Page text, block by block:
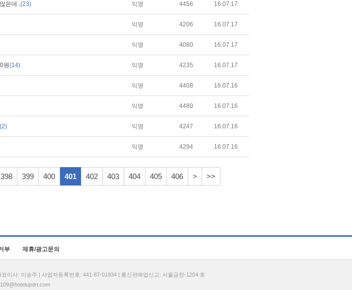
은데..(23) 익명 4456 16.07.17
익명 4206 16.07.17
익명 4080 16.07.17
원(14) 익명 4235 16.07.17
익명 4408 16.07.16
익명 4480 16.07.16
(2) 익명 4247 16.07.16
익명 4294 16.07.16
398 399 400 401 402 403 404 405 406 > >>
부 제휴/광고문의
이사: 이송주 | 사업자등록번호: 441-87-01934 | 통신판매업신고: 서울금천-1204 호